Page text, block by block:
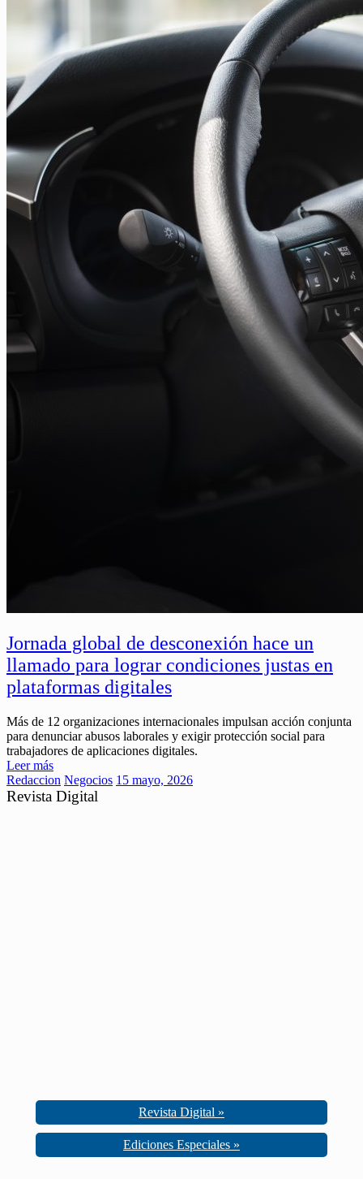
Jornada global de desconexión hace un
llamado para lograr condiciones justas en
plataformas digitales
Más de 12 organizaciones internacionales impulsan acción conjunta
para denunciar abusos laborales y exigir protección social para
trabajadores de aplicaciones digitales.
Leer más
Redaccion Negocios 15 mayo, 2026
Revista Digital
Revista Digital »
Ediciones Especiales »